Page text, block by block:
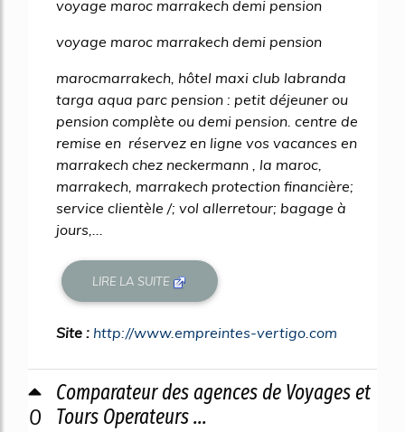
voyage maroc marrakech demi pension
voyage maroc marrakech demi pension
marocmarrakech, hôtel maxi club labranda
targa aqua parc pension : petit déjeuner ou
pension complète ou demi pension. centre de
remise en réservez en ligne vos vacances en
marrakech chez neckermann , la maroc,
marrakech, marrakech protection financière;
service clientèle /; vol allerretour; bagage à
jours,...
LIRE LA SUITE
Site : http://www.empreintes-vertigo.com
0
Comparateur des agences de Voyages et
Tours Operateurs ...